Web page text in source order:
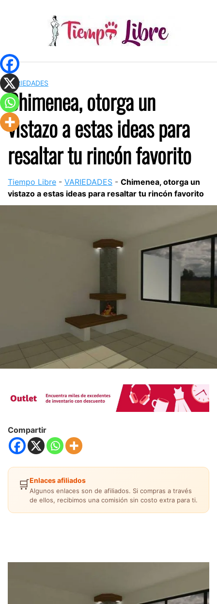
VARIEDADES
Chimenea, otorga un
vistazo a estas ideas para
resaltar tu rincón favorito
Tiempo Libre - VARIEDADES - Chimenea, otorga un
vistazo a estas ideas para resaltar tu rincón favorito
Compartir
🛒Enlaces afiliados
Algunos enlaces son de afiliados. Si compras a través
de ellos, recibimos una comisión sin costo extra para ti.